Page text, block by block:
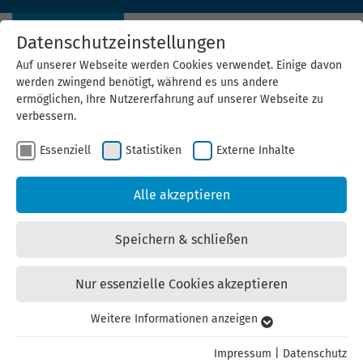
ThEGA-Analyse: Großes
Solarpotenzial entlang
Datenschutzeinstellungen
Auf unserer Webseite werden Cookies verwendet. Einige davon
werden zwingend benötigt, während es uns andere
ermöglichen, Ihre Nutzererfahrung auf unserer Webseite zu
verbessern.
Essenziell Statistiken Externe Inhalte
Alle akzeptieren
Speichern & schließen
Nur essenzielle Cookies akzeptieren
Essenzielle Cookies werden für grundlegende Funktionen der
Weitere Informationen anzeigen
Impressum Datenschutz